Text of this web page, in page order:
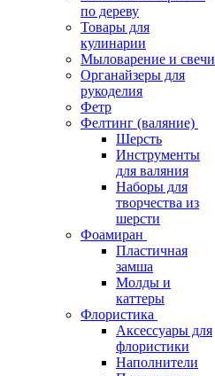
по дереву
Товары для
кулинарии
Мыловарение и свечи
Органайзеры для
рукоделия
Фетр
Фелтинг (валяние)
Шерсть
Инструменты
для валяния
Наборы для
творчества из
шерсти
Фоамиран
Пластичная
замша
Молды и
каттеры
Флористика
Аксессуары для
флористики
Наполнители